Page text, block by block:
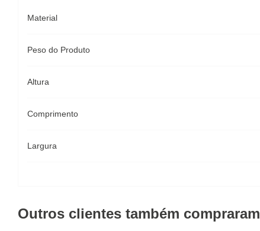
Material
Peso do Produto
Altura
Comprimento
Largura
Outros clientes também compraram